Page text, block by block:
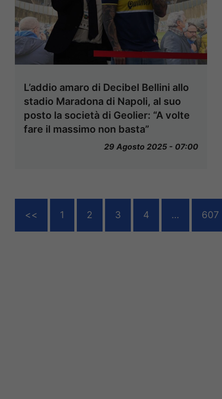
L’addio amaro di Decibel Bellini allo
stadio Maradona di Napoli, al suo
posto la società di Geolier: “A volte
fare il massimo non basta”
29 Agosto 2025 - 07:00
<< 1 2 3 4 … 607